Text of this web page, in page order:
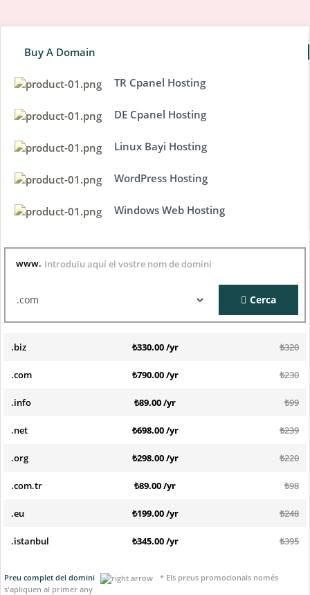
Buy A Domain
TR Cpanel Hosting
DE Cpanel Hosting
Linux Bayi Hosting
WordPress Hosting
Windows Web Hosting
www.
Cerca
.biz ₺330.00 /yr ₺320
.com ₺790.00 /yr ₺230
.info ₺89.00 /yr ₺99
.net ₺698.00 /yr ₺239
.org ₺298.00 /yr ₺220
.com.tr ₺89.00 /yr ₺98
.eu ₺199.00 /yr ₺248
.istanbul ₺345.00 /yr ₺395
Preu complet del domini
* Els preus promocionals només
s'apliquen al primer any